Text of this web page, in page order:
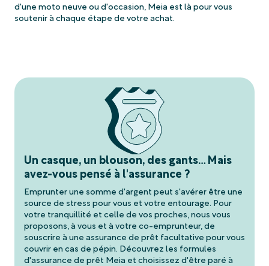
d'une moto neuve ou d'occasion, Meia est là pour vous
soutenir à chaque étape de votre achat.
Un casque, un blouson, des gants… Mais
avez-vous pensé à l'assurance ?
Emprunter une somme d'argent peut s'avérer être une
source de stress pour vous et votre entourage. Pour
votre tranquillité et celle de vos proches, nous vous
proposons, à vous et à votre co-emprunteur, de
souscrire à une assurance de prêt facultative pour vous
couvrir en cas de pépin. Découvrez les formules
d'assurance de prêt Meia et choisissez d'être paré à